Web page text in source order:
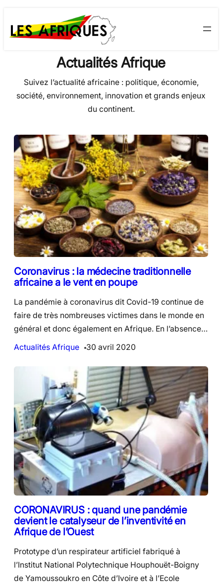
to
content
Actualités Afrique
Suivez l’actualité africaine : politique, économie,
société, environnement, innovation et grands enjeux
du continent.
Coronavirus : la médecine traditionnelle
africaine a le vent en poupe
La pandémie à coronavirus dit Covid-19 continue de
faire de très nombreuses victimes dans le monde en
général et donc également en Afrique. En l’absence…
Actualités Afrique
30 avril 2020
CORONAVIRUS : quand une pandémie
devient le catalyseur de l’inventivité en
Afrique de l’Ouest
Prototype d’un respirateur artificiel fabriqué à
l’Institut National Polytechnique Houphouët-Boigny
de Yamoussoukro en Côte d’Ivoire et à l’Ecole